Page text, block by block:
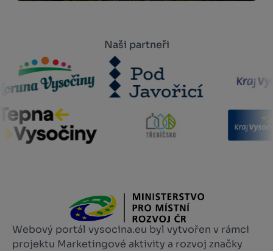
Naši partneři
Webový portál vysocina.eu byl vytvořen v rámci
projektu Marketingové aktivity a rozvoj značky